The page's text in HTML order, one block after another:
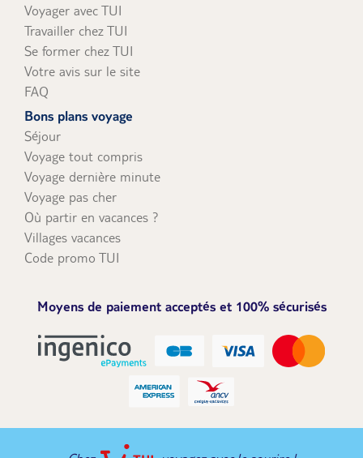
Voyager avec TUI
Travailler chez TUI
Se former chez TUI
Votre avis sur le site
FAQ
Bons plans voyage
Séjour
Voyage tout compris
Voyage dernière minute
Voyage pas cher
Où partir en vacances ?
Villages vacances
Code promo TUI
Moyens de paiement acceptés et 100% sécurisés